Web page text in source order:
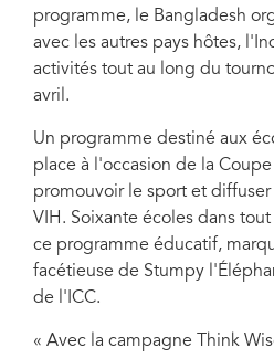
programme, le Bangladesh
avec les autres pays hôtes,
activités tout au long du
avril.
Un programme destiné aux
place à l'occasion de la
promouvoir le sport et
VIH. Soixante écoles dans
ce programme éducatif,
facétieuse de Stumpy
de l'ICC.
« Avec la campagne Think